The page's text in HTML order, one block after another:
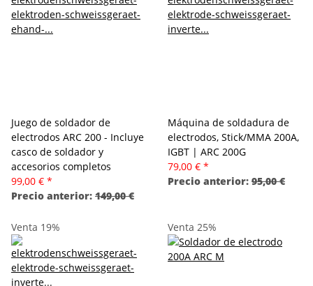
Juego de soldador de
electrodos ARC 200 - Incluye
casco de soldador y
accesorios completos
99,00 € *
Precio anterior: 149,00 €
Máquina de soldadura de
electrodos, Stick/MMA 200A,
IGBT | ARC 200G
79,00 € *
Precio anterior: 95,00 €
Venta 19% Venta 25%